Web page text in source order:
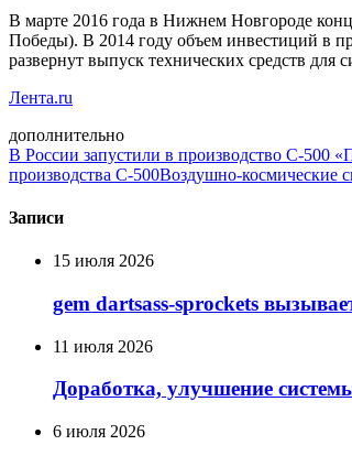
В марте 2016 года в Нижнем Новгороде
Победы). В 2014 году объем инвестиций в
развернут выпуск технических средств для
Лента.ru
дополнительно
В России запустили в производство С-500
производства С-500Воздушно-космические
Записи
15 июля 2026
gem dartsass-sprockets
11 июля 2026
Доработка, улучшение
6 июля 2026